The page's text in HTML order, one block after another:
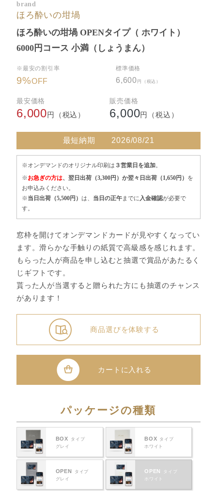
brand
ほろ酔いの坩堝
ほろ酔いの坩堝 OPENタイプ（ ホワイト）
6000円コース 小満（しょうまん）
※最安の割引率
9%OFF
標準価格
6,600 円（税込）
最安価格
6,000円（税込）
販売価格
6,000円（税込）
最短納期 2026/08/21
※オンデマンドのオリジナル印刷は ３営業日を追加。
※お急ぎの方は、翌日出荷（3,300円）か翌々日出荷（1,650円） を
お申込みください。
※当日出荷（5,500円）は、 当日の正午までに入金確認が必要で
す。
商品選びを体験する
窓枠を開けてオンデマンドカードが見やすくなってい
ます。滑らかな手触りの紙質で高級感を感じれます。
もらった人が商品を申し込むと抽選で賞品があたるく
じギフトです。
貰った人が当選すると贈られた方にも抽選のチャンス
があります！
カートに入れる
パッケージの種類
BOX
タイプ
グレイ
BOX タイプ
ホワイト
OPEN
タイプ
グレイ
OPEN
タイプ
ホワイト